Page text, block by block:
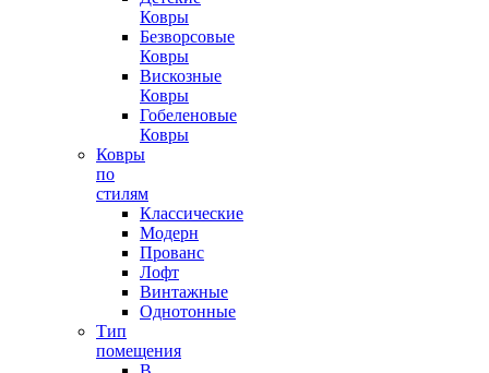
Ковры
Безворсовые
Ковры
Вискозные
Ковры
Гобеленовые
Ковры
Ковры
по
стилям
Классические
Модерн
Прованс
Лофт
Винтажные
Однотонные
Тип
помещения